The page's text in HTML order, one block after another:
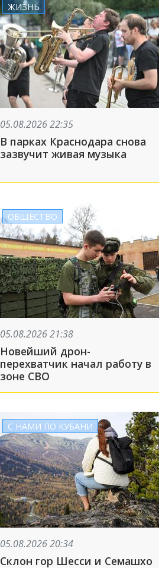
ЖИЗНЬ
05.08.2026 22:35
В парках Краснодара снова
зазвучит живая музыка
ОБЩЕСТВО
05.08.2026 21:38
Новейший дрон-
перехватчик начал работу в
зоне СВО
С НАМИ ПО КУБАНИ
05.08.2026 20:34
Склон гор Шесси и Семашхо